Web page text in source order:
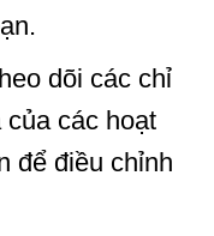
dõi các chỉ
các hoạt
để điều chỉnh